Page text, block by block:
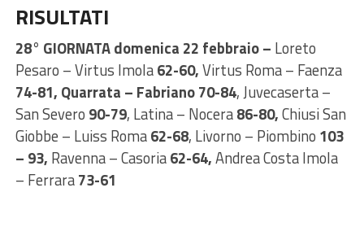
RISULTATI
28° GIORNATA domenica 22 febbraio – Loreto
Pesaro – Virtus Imola62-60,Virtus Roma – Faenza
74-81, Quarrata – Fabriano 70-84, Juvecaserta –
San Severo 90-79, Latina – Nocera86-80,Chiusi San
Giobbe – Luiss Roma62-68, Livorno – Piombino 103
– 93, Ravenna – Casoria62-64,Andrea Costa Imola
– Ferrara73-61